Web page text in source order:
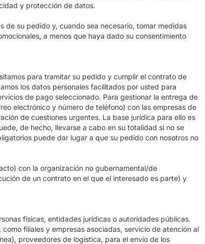
y protección de datos.
de su pedido y, cuando sea necesario, tomar medidas
a menos que haya dado su consentimiento
para tramitar su pedido y cumplir el contrato de
los datos personales facilitados por usted para
de pago seleccionado. Para gestionar la entrega de
electrónico y número de teléfono) con las empresas de
de cuestiones urgentes. La base jurídica para ello es
de hecho, llevarse a cabo en su totalidad si no se
puede dar lugar a que su pedido con nosotros no
con la organización no gubernamental/de
de un contrato en el que el interesado es parte) y
físicas, entidades jurídicas o autoridades públicas.
filiales y empresas asociadas, servicio de atención al
proveedores de logística, para el envío de los